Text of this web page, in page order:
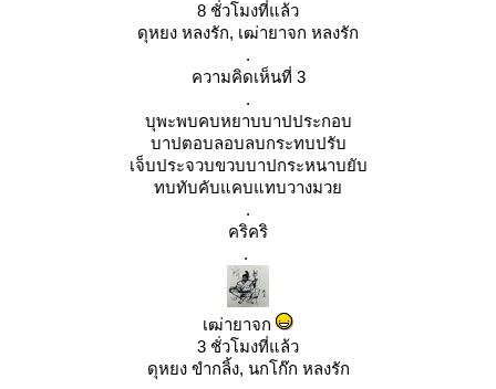
8 ชั่วโมงที่แล้ว
ดุหยง หลงรัก, เฒ่ายาจก หลงรัก
.
ความคิดเห็นที่ 3
.
บุพะพบคบหยาบบาปประกอบ
บาปตอบลอบลบกระทบปรับ
เจ็บประจวบขวบบาปกระหนาบยับ
ทบทับคับแคบแทบวางมว
.
คริคริ
.
เฒ่ายาจก
3 ชั่วโมงที่แล้ว
ดุหยง ขำกลิ้ง, นกโก๊ก หลงรัก